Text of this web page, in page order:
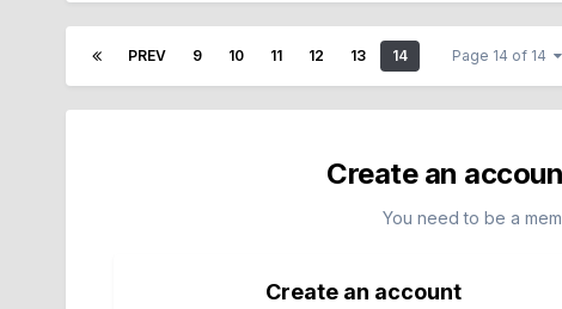
PREV 9 10 11 12 13 14 Page 14 of 14
Create an
You need to be a
Create an account